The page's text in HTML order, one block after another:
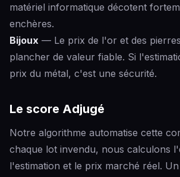
matériel informatique décotent
enchères.
Bijoux — Le prix de l'or et des
plancher de valeur fiable. Si
prix du métal, c'est une sécurité.
Le score Adjugé
Notre algorithme automatise cette
chaque lot invendu, nous calculons
l'estimation et le prix marché réel.